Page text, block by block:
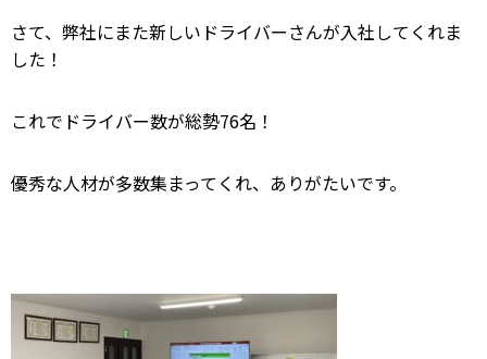
さて、弊社にまた新しいドライバーさんが入社してくれま
した！
これでドライバー数が総勢76名！
優秀な人材が多数集まってくれ、ありがたいです。